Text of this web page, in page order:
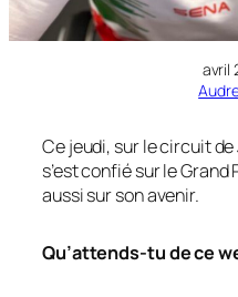
avril
Ce jeudi, sur le circuit
s’est confié sur le Grand
aussi sur son avenir.
Qu’attends-tu de ce